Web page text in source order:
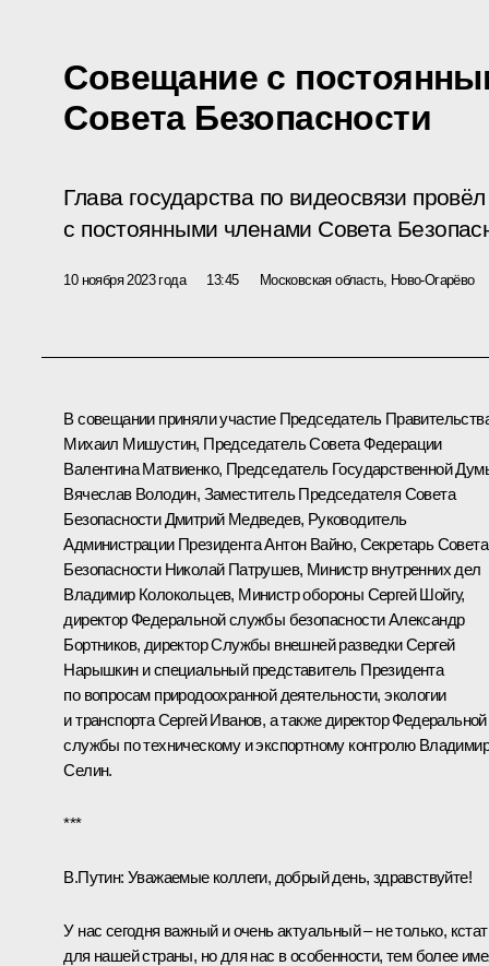
Совещание с
Совета Безопасности
Глава государства по видеосвязи
с постоянными членами Совета
10 ноября 2023 года 13:45 Московская область, Ново-Огарёво
В совещании приняли участие Председатель
Михаил Мишустин, Председатель Совета Федерации
Валентина Матвиенко, Председатель Государственной
Вячеслав Володин, Заместитель Председателя Совета
БезопасностиДмитрий Медведев, Руководитель
Администрации ПрезидентаАнтон Вайно, Секретарь Совета
Безопасности Николай Патрушев, Министр внутренних дел
Владимир Колокольцев, Министр обороны Сергей Шойгу,
директор Федеральной службы безопасностиАлександр
Бортников, директор Службы внешней разведкиСергей
Нарышкини специальный представитель Президента
по вопросам природоохранной деятельности, экологии
и транспортаСергей Иванов, а также директор Федеральной
службы по техническому и экспортному контролю Владимир
Селин.
***
В.Путин: Уважаемые коллеги, добрый день, здравствуйте!
У нас сегодня важный и очень актуальный – не только,
для нашей страны, но для нас в особенности, тем более